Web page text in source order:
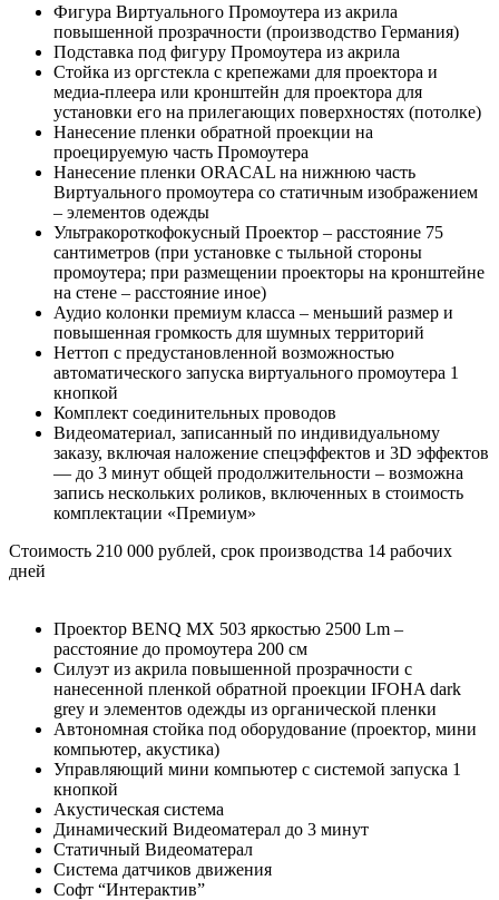
Фигура Виртуального Промоутера из акрила
повышенной прозрачности (производство Германия)
Подставка под фигуру Промоутера из акрила
Стойка из оргстекла с крепежами для проектора и
медиа-плеера или кронштейн для проектора для
установки его на прилегающих поверхностях (потолке)
Нанесение пленки обратной проекции на
проецируемую часть Промоутера
Нанесение пленки ORACAL на нижнюю часть
Виртуального промоутера со статичным изображением
– элементов одежды
Ультракороткофокусный Проектор – расстояние 75
сантиметров (при установке с тыльной стороны
промоутера; при размещении проекторы на кронштейне
на стене – расстояние иное)
Аудио колонки премиум класса – меньший размер и
повышенная громкость для шумных территорий
Неттоп с предустановленной возможностью
автоматического запуска виртуального промоутера 1
кнопкой
Комплект соединительных проводов
Видеоматериал, записанный по индивидуальному
заказу, включая наложение спецэффектов и 3D эффектов
— до 3 минут общей продолжительности – возможна
запись нескольких роликов, включенных в стоимость
комплектации «Премиум»
Стоимость 210 000 рублей, срок производства 14 рабочих
дней
Проектор BENQ MX 503 яркостью 2500 Lm –
расстояние до промоутера 200 см
Силуэт из акрила повышенной прозрачности с
нанесенной пленкой обратной проекции IFOHA dark
grey и элементов одежды из органической пленки
Автономная стойка под оборудование (проектор, мини
компьютер, акустика)
Управляющий мини компьютер с системой запуска 1
кнопкой
Акустическая система
Динамический Видеоматерал до 3 минут
Статичный Видеоматерал
Система датчиков движения
Софт “Интерактив”